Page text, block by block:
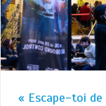
« Escape-toi de